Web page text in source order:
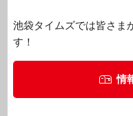
池袋タイムズでは皆さま
す！
情